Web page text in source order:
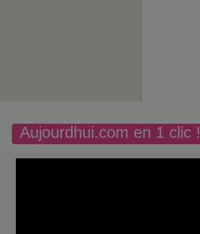
Aujourdhui.com en 1 clic !